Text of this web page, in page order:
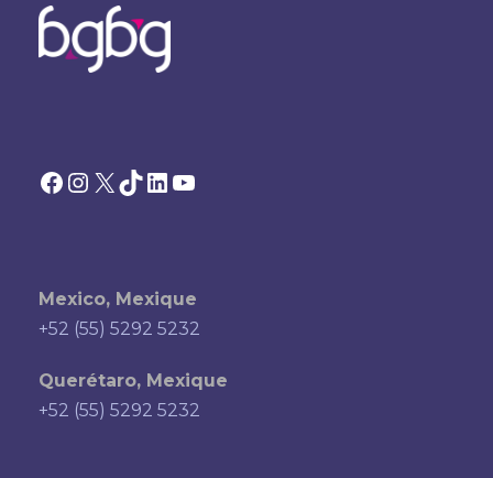
Facebook Instagram X TikTok LinkedIn YouTube
Mexico, Mexique
+52 (55) 5292 5232
Querétaro, Mexique
+52 (55) 5292 5232